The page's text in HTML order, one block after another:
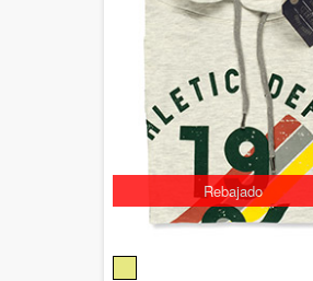
Rebajado